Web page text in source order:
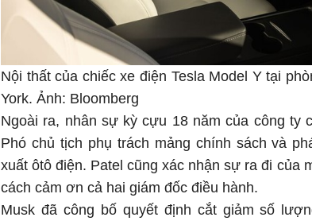
Nội thất của chiếc xe điện Tesla Model Y tại
York. Ảnh: Bloomberg
Ngoài ra, nhân sự kỳ cựu 18 năm của công ty
Phó chủ tịch phụ trách mảng chính sách và
xuất ôtô điện. Patel cũng xác nhận sự ra đi của
cách cảm ơn cả hai giám đốc điều hành.
Musk đã công bố quyết định cắt giảm số